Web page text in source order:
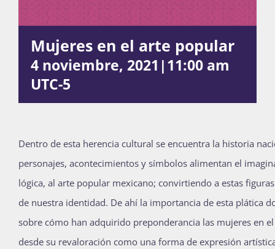
Recursos
Súmate
Bienvenida generación 2027-1
Mujeres en el arte popular
4 noviembre, 2021|11:00 am
UTC-5
Dentro de esta herencia cultural se encuentra la historia
personajes, acontecimientos y símbolos alimentan el
lógica, al arte popular mexicano; convirtiendo a estas
de nuestra identidad. De ahí la importancia de esta plática
sobre cómo han adquirido preponderancia las mujeres en
desde su revaloración como una forma de expresión